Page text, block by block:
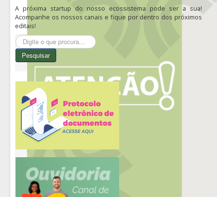
A próxima startup do nosso ecossistema pode ser a sua!
Acompanhe os nossos canais e fique por dentro dos próximos
editais!
Pesquisar...
Pesquisar